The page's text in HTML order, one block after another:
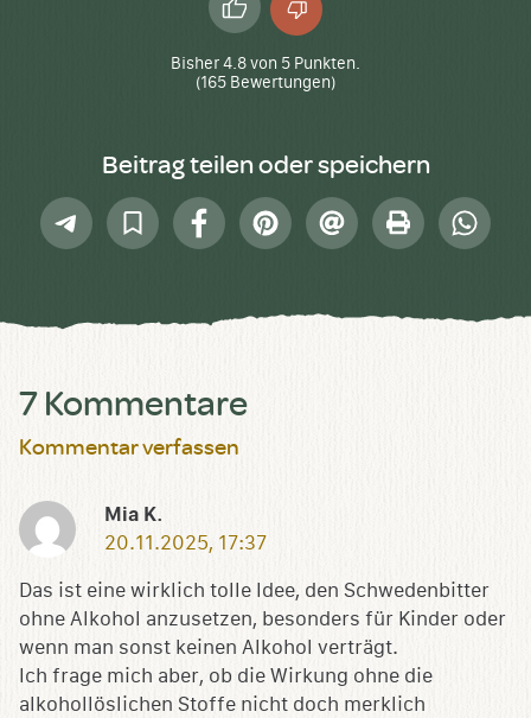
Daumen
hoch
Daumen
runter
Bisher4.8von 5 Punkten.
(165 Bewertungen)
Beitrag teilen oder speichern
Telegram
In
Sammlung
FacebookPinterest
E-
Mail
Drucken
7 Kommentare
Kommentar verfassen
Mia K.
20.11.2025, 17:37
Das ist eine wirklich tolle Idee, den Schwedenbitter
ohne Alkohol anzusetzen, besonders für Kinder oder
wenn man sonst keinen Alkohol verträgt.
Ich frage mich aber, ob die Wirkung ohne die
alkohollöslichen Stoffe nicht doch merklich